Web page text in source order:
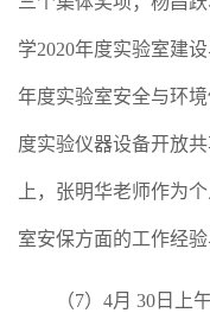
学2020年度实验室建
年度实验室安全与环
度实验仪器设备开放
上，张明华老师作为
室安保方面的工作经验
（7） 4月 30 日上